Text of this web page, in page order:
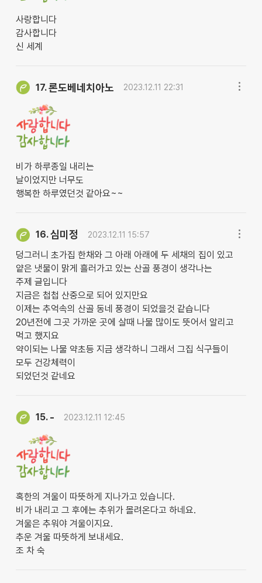
사랑합니다
감사합니다
신 세계
17.론도베네치아노 2023.12.11 22:31
비가 하루종일 내리는
날이었지만 너무도
행복한 하루였던것 같아요~~
16.심미정 2023.12.11 15:57
덩그러니 초가집 한채와 그 아래 아래에 두 세채의 집이 있고
얕은 냇물이 맑게 흘러가고 있는 산골 풍경이 생각나는
주제 글입니다
지금은 첩첩 산중으로 되어 있지만요
이제는 추억속의 산골 동네 풍경이 되었을것 같습니다
20년전에 그곳 가까운 곳에 살때 나물 많이도 뜻어서 알리고
먹고 했지요
약이되는 나물 약초등 지금 생각하니 그래서 그집 식구들이
모두 건강체력이
되었던것 같네요
15. - 2023.12.11 12:45
혹한의 겨울이 따뜻하게 지나가고 있습니다.
비가 내리고 그 후에는 추위가 몰려온다고 하네요.
겨울은 추워야 겨울이지요.
추운 겨울 따뜻하게 보내세요.
조 차 숙